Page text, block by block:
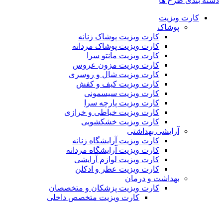
کارت ویزیت
پوشاک
کارت ویزیت پوشاک زنانه
کارت ویزیت پوشاک مردانه
کارت ویزیت مانتو سرا
کارت ویزیت مزون عروس
کارت ویزیت شال و روسری
کارت ویزیت کیف و کفش
کارت ویزیت سیسمونی
کارت ویزیت پارچه سرا
کارت ویزیت خیاطی و خرازی
کارت ویزیت خشکشویی
آرایشی بهداشتی
کارت ویزیت آرایشگاه زنانه
کارت ویزیت آرایشگاه مردانه
کارت ویزیت لوازم آرایشی
کارت ویزیت عطر و ادکلن
بهداشت و درمان
کارت ویزیت پزشکان و متخصصان
کارت ویزیت متخصص داخلی